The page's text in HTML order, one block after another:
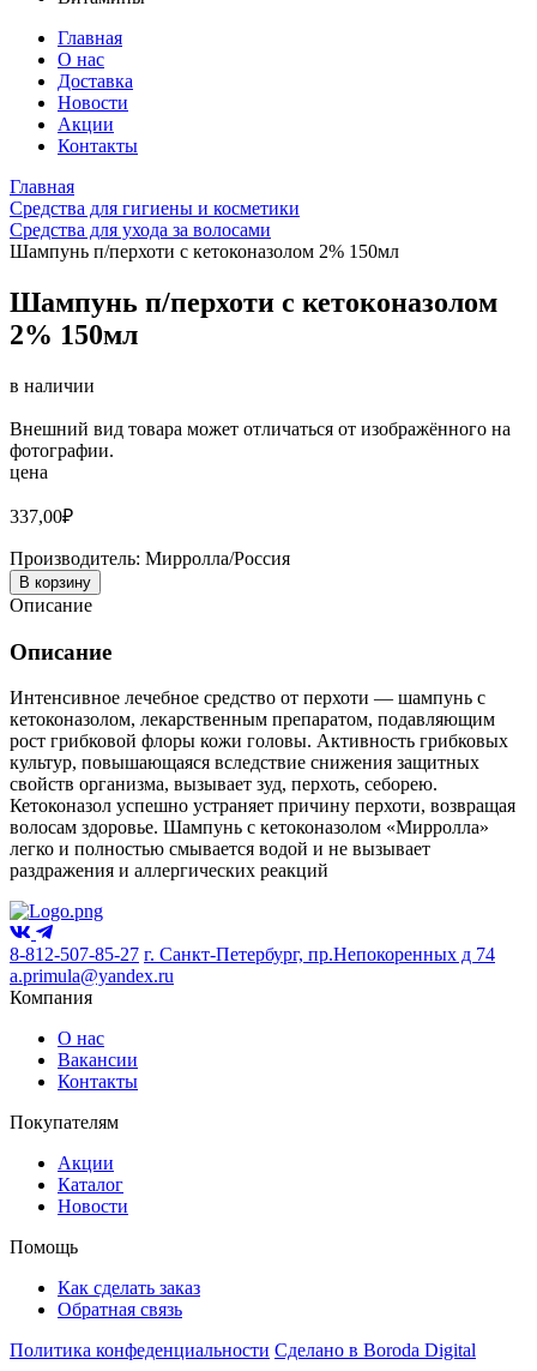
Главная
О нас
Доставка
Новости
Акции
Контакты
Главная
Средства для гигиены и косметики
Средства для ухода за волосами
Шампунь п/перхоти с кетоконазолом 2% 150мл
Шампунь п/перхоти с кетоконазолом
2% 150мл
в наличии
Внешний вид товара может отличаться от изображённого на
фотографии.
цена
337,00₽
Производитель: Мирролла/Россия
В корзину
Описание
Описание
Интенсивное лечебное средство от перхоти — шампунь с
кетоконазолом, лекарственным препаратом, подавляющим
рост грибковой флоры кожи головы. Активность грибковых
культур, повышающаяся вследствие снижения защитных
свойств организма, вызывает зуд, перхоть, себорею.
Кетоконазол успешно устраняет причину перхоти, возвращая
волосам здоровье. Шампунь с кетоконазолом «Мирролла»
легко и полностью смывается водой и не вызывает
раздражения и аллергических реакций
8-812-507-85-27 г. Санкт-Петербург, пр.Непокоренных д 74
a.primula@yandex.ru
Компания
О нас
Вакансии
Контакты
Покупателям
Акции
Каталог
Новости
Помощь
Как сделать заказ
Обратная связь
Политика конфеденциальности Сделано в Boroda Digital